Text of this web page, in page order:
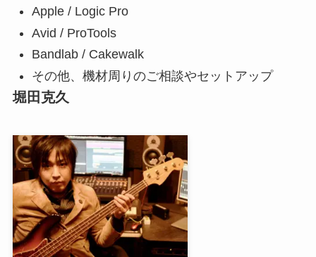
Apple / Logic Pro
Avid / ProTools
Bandlab / Cakewalk
その他、機材周りのご相談やセットアップ
堀田克久